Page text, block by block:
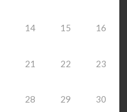
14 15 16
21 22 23
28 29 30